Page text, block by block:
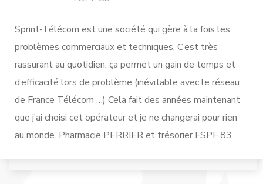
Sprint-Télécom est une société qui gère à la fois les
problèmes commerciaux et techniques. C’est très
rassurant au quotidien, ça permet un gain de temps et
d’efficacité lors de problème (inévitable avec le réseau
de France Télécom …) Cela fait des années maintenant
que j’ai choisi cet opérateur et je ne changerai pour rien
au monde. Pharmacie PERRIER et trésorier FSPF 83